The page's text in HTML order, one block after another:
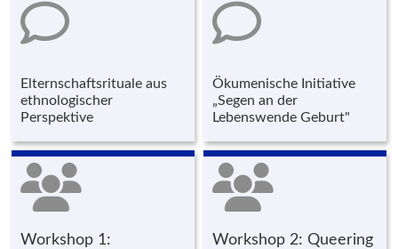
Elternschaftsrituale aus
ethnologischer
Perspektive
Ökumenische Initiative
„Segen an der
Lebenswende Geburt"
Workshop 1:
Workshop 2: Queering